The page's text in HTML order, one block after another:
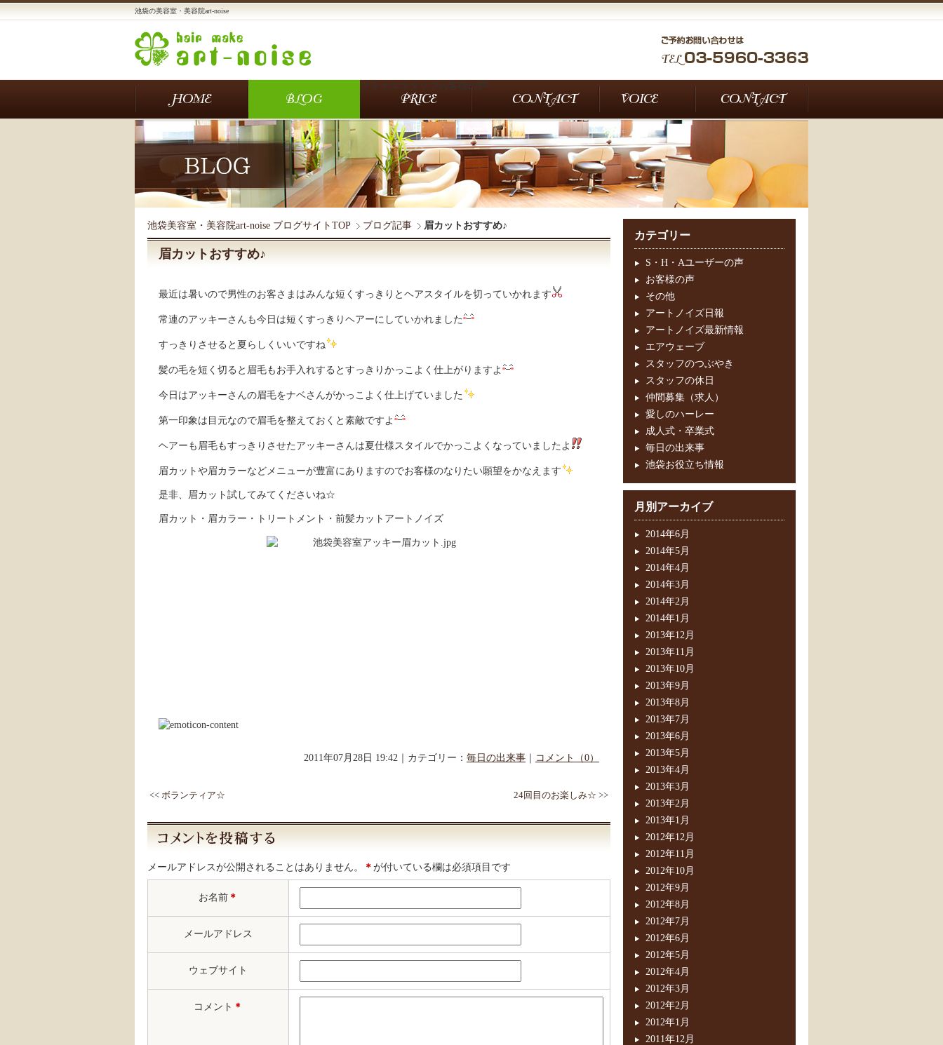
池袋の美容室・美容院art-noise
プライス スタッフ お客様の声
池袋美容室・美容院art-noise ブログサイトTOP ブログ記事 眉カットおすすめ♪
眉カットおすすめ♪
最近は暑いので男性のお客さまはみんな短くすっきりとヘアスタイルを切っていかれます
常連のアッキーさんも今日は短くすっきりヘアーにしていかれました
すっきりさせると夏らしくいいですね
髪の毛を短く切ると眉毛もお手入れするとすっきりかっこよく仕上がりますよ
今日はアッキーさんの眉毛をナベさんがかっこよく仕上げていました
第一印象は目元なので眉毛を整えておくと素敵ですよ
ヘアーも眉毛もすっきりさせたアッキーさんは夏仕様スタイルでかっこよくなっていましたよ
眉カットや眉カラーなどメニューが豊富にありますのでお客様のなりたい願望をかなえます
是非、眉カット試してみてくださいね☆
眉カット・眉カラー・トリートメント・前髪カットアートノイズ
2011年07月28日 19:42｜カテゴリー： 毎日の出来事 コメント（0）
<< ボランティア☆ 24回目のお楽しみ☆ >>
メールアドレスが公開されることはありません。 ＊ が付いている欄は必須項目です
お名前 ＊
メールアドレス
ウェブサイト
コメント ＊
カテゴリー
S・H・Aユーザーの声
お客様の声
その他
アートノイズ日報
アートノイズ最新情報
エアウェーブ
スタッフのつぶやき
スタッフの休日
仲間募集（求人）
愛しのハーレー
成人式・卒業式
毎日の出来事
池袋お役立ち情報
月別アーカイブ
2014年6月
2014年5月
2014年4月
2014年3月
2014年2月
2014年1月
2013年12月
2013年11月
2013年10月
2013年9月
2013年8月
2013年7月
2013年6月
2013年5月
2013年4月
2013年3月
2013年2月
2013年1月
2012年12月
2012年11月
2012年10月
2012年9月
2012年8月
2012年7月
2012年6月
2012年5月
2012年4月
2012年3月
2012年2月
2012年1月
2011年12月